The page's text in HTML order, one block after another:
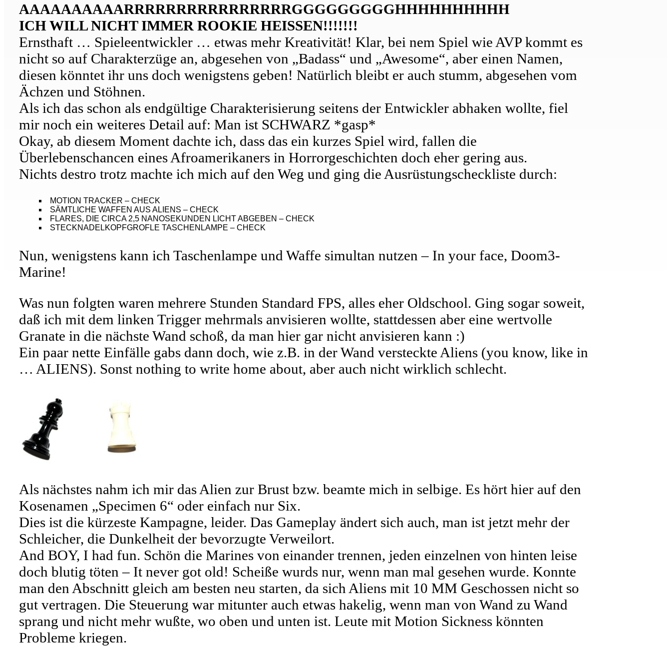
AAAAAAAAAARRRRRRRRRRRRRRRRGGGGGGGGGHHHHHHHHHH
ICH WILL NICHT IMMER ROOKIE HEISSEN!!!!!!!
Ernsthaft … Spieleentwickler … etwas mehr Kreativität! Klar, bei nem Spiel wie AVP kommt es
nicht so auf Charakterzüge an, abgesehen von „Badass“ und „Awesome“, aber einen Namen,
diesen könntet ihr uns doch wenigstens geben! Natürlich bleibt er auch stumm, abgesehen vom
Ächzen und Stöhnen.
Als ich das schon als endgültige Charakterisierung seitens der Entwickler abhaken wollte, fiel
mir noch ein weiteres Detail auf: Man ist SCHWARZ *gasp*
Okay, ab diesem Moment dachte ich, dass das ein kurzes Spiel wird, fallen die
Überlebenschancen eines Afroamerikaners in Horrorgeschichten doch eher gering aus.
Nichts destro trotz machte ich mich auf den Weg und ging die Ausrüstungscheckliste durch:
MOTION TRACKER – CHECK
SÄMTLICHE WAFFEN AUS ALIENS – CHECK
FLARES, DIE CIRCA 2,5 NANOSEKUNDEN LICHT ABGEBEN – CHECK
STECKNADELKOPFGROFLE TASCHENLAMPE – CHECK
Nun, wenigstens kann ich Taschenlampe und Waffe simultan nutzen – In your face, Doom3-
Marine!
Was nun folgten waren mehrere Stunden Standard FPS, alles eher Oldschool. Ging sogar soweit,
daß ich mit dem linken Trigger mehrmals anvisieren wollte, stattdessen aber eine wertvolle
Granate in die nächste Wand schoß, da man hier gar nicht anvisieren kann :)
Ein paar nette Einfälle gabs dann doch, wie z.B. in der Wand versteckte Aliens (you know, like in
… ALIENS). Sonst nothing to write home about, aber auch nicht wirklich schlecht.
Als nächstes nahm ich mir das Alien zur Brust bzw. beamte mich in selbige. Es hört hier auf den
Kosenamen „Specimen 6“ oder einfach nur Six.
Dies ist die kürzeste Kampagne, leider. Das Gameplay ändert sich auch, man ist jetzt mehr der
Schleicher, die Dunkelheit der bevorzugte Verweilort.
And BOY, I had fun. Schön die Marines von einander trennen, jeden einzelnen von hinten leise
doch blutig töten – It never got old! Scheiße wurds nur, wenn man mal gesehen wurde. Konnte
man den Abschnitt gleich am besten neu starten, da sich Aliens mit 10 MM Geschossen nicht so
gut vertragen. Die Steuerung war mitunter auch etwas hakelig, wenn man von Wand zu Wand
sprang und nicht mehr wußte, wo oben und unten ist. Leute mit Motion Sickness könnten
Probleme kriegen.